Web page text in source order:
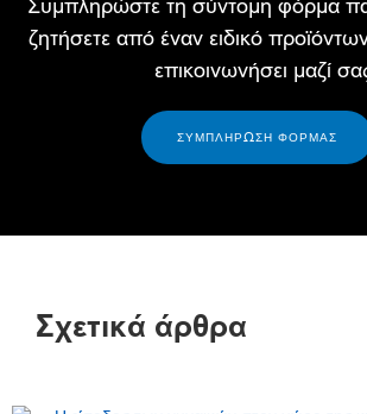
Συμπληρώστε τη σύντομη φόρμα
ζητήσετε από έναν ειδικό
επικοινωνήσει μαζί
ΣΥΜΠΛΗΡΩΣΗ ΦΟΡΜΑΣ
Σχετικά άρθρα